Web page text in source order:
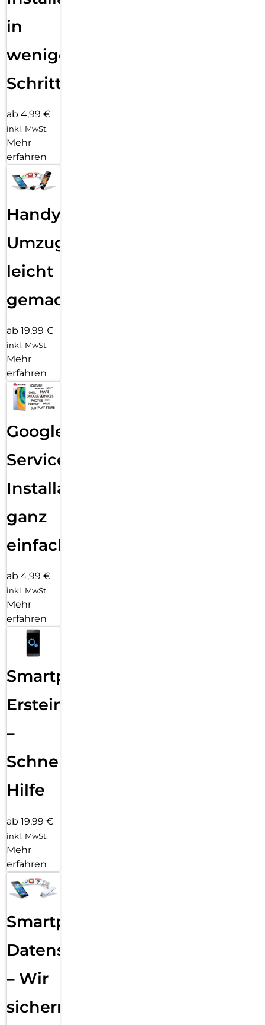
in
wenigen
Schritten
ab 4,99 €
inkl. MwSt.
Mehr
erfahren
Handy
Umzug
leicht
gemacht!
ab 19,99 €
inkl. MwSt.
Mehr
erfahren
Google
Services
Installation
ganz
einfach
ab 4,99 €
inkl. MwSt.
Mehr
erfahren
Smartphone
Ersteinrichtung
–
Schnelle
Hilfe
ab 19,99 €
inkl. MwSt.
Mehr
erfahren
Smartphone
Datensicherung
– Wir
sichern